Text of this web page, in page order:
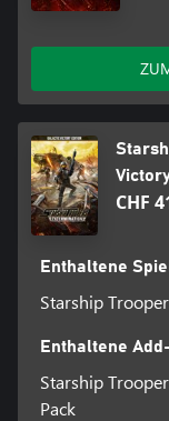
CHF
Enthaltene
Starship
Enthaltene
Starship
Pack